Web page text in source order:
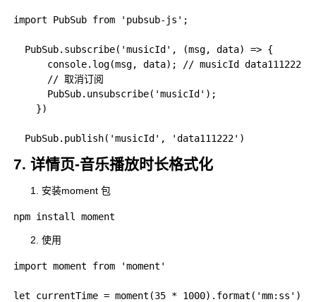
import PubSub from 'pubsub-js';
  PubSub.subscribe('musicId', (msg, data) => {
      console.log(msg, data); // musicId data111222
      // 取消订阅
      PubSub.unsubscribe('musicId');
    })
7. 详情页-音乐播放时长格式化
安装moment 包
使用
import moment from 'moment'
let currentTime = moment(35 * 1000).format('mm:ss')